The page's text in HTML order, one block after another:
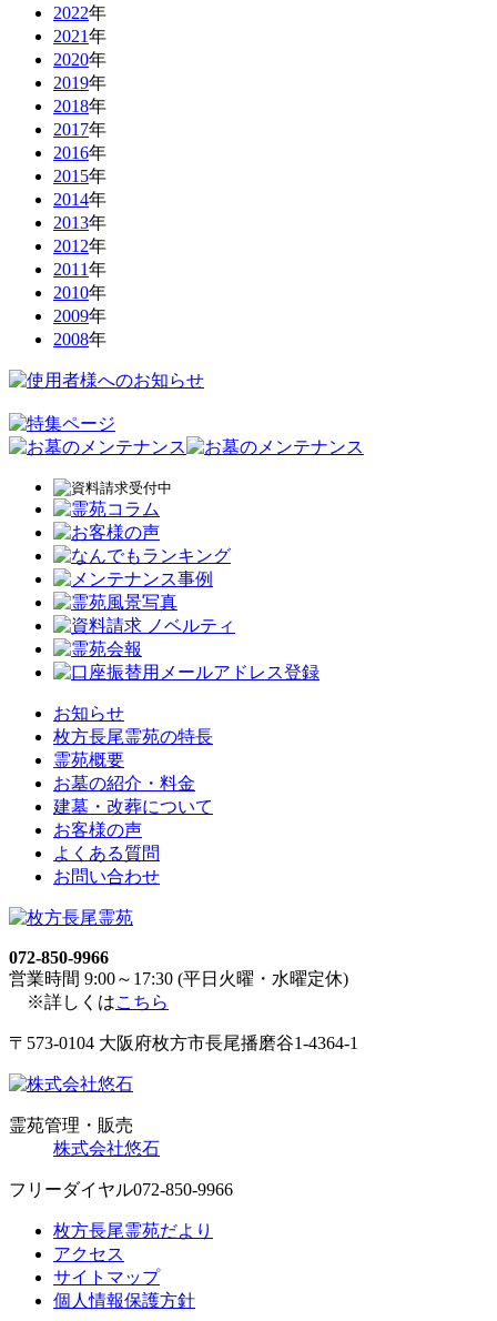
2022年
2021年
2020年
2019年
2018年
2017年
2016年
2015年
2014年
2013年
2012年
2011年
2010年
2009年
2008年
お知らせ
枚方長尾霊苑の特長
霊苑概要
お墓の紹介・料金
建墓・改葬について
お客様の声
よくある質問
お問い合わせ
072-850-9966
営業時間 9:00～17:30 (平日火曜・水曜定休)
※詳しくはこちら
〒573-0104 大阪府枚方市長尾播磨谷1-4364-1
霊苑管理・販売
株式会社悠石
フリーダイヤル072-850-9966
枚方長尾霊苑だより
アクセス
サイトマップ
個人情報保護方針